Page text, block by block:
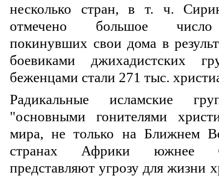
несколько стран, в т. ч.
отмечено большое число
покинувших свои дома в
боевиками джихадистских
беженцами стали 271 тыс.
Радикальные исламские
"основными гонителями
мира, не только на Ближнем
странах Африки южнее
представляют угрозу для жизни